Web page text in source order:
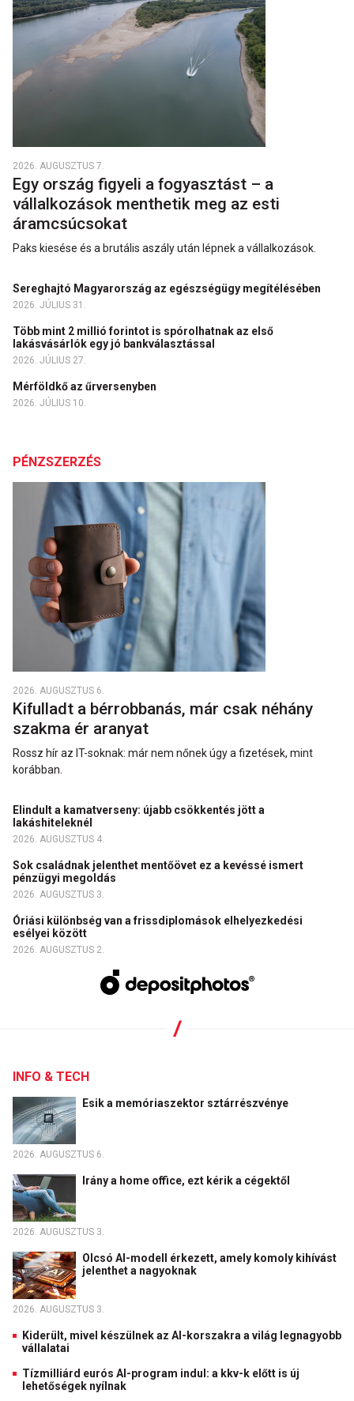
2026. AUGUSZTUS 7.
Egy ország figyeli a fogyasztást – a
vállalkozások menthetik meg az esti
áramcsúcsokat
Paks kiesése és a brutális aszály után lépnek a vállalkozások.
Sereghajtó Magyarország az egészségügy megítélésében
2026. JÚLIUS 31.
Több mint 2 millió forintot is spórolhatnak az első
lakásvásárlók egy jó bankválasztással
2026. JÚLIUS 27.
Mérföldkő az űrversenyben
2026. JÚLIUS 10.
PÉNZSZERZÉS
2026. AUGUSZTUS 6.
Kifulladt a bérrobbanás, már csak néhány
szakma ér aranyat
Rossz hír az IT-soknak: már nem nőnek úgy a fizetések, mint
korábban.
Elindult a kamatverseny: újabb csökkentés jött a
lakáshiteleknél
2026. AUGUSZTUS 4.
Sok családnak jelenthet mentőövet ez a kevéssé ismert
pénzügyi megoldás
2026. AUGUSZTUS 3.
Óriási különbség van a frissdiplomások elhelyezkedési
esélyei között
2026. AUGUSZTUS 2.
INFO & TECH
Esik a memóriaszektor sztárrészvénye
2026. AUGUSZTUS 6.
Irány a home office, ezt kérik a cégektől
2026. AUGUSZTUS 3.
Olcsó AI-modell érkezett, amely komoly kihívást
jelenthet a nagyoknak
2026. AUGUSZTUS 3.
Kiderült, mivel készülnek az AI-korszakra a világ legnagyobb
vállalatai
Tízmilliárd eurós AI-program indul: a kkv-k előtt is új
lehetőségek nyílnak